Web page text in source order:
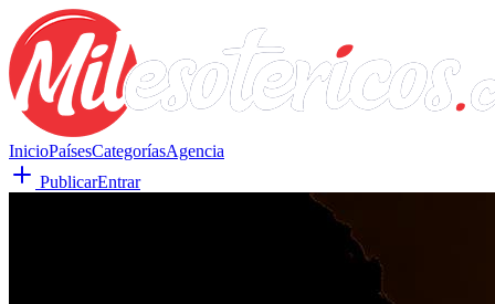
InicioPaísesCategoríasAgencia
PublicarEntrar